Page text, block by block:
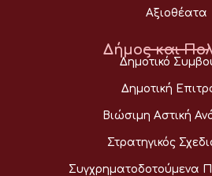
Αξιοθέατα
Δήμος και
Δημοτικό
Δημοτική
Βιώσιμη Αστική
Στρατηγικός
Συγχρηματοδοτούμενα